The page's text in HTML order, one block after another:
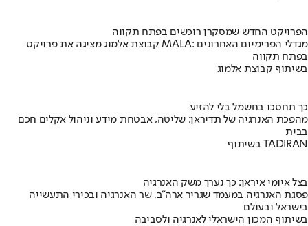
הפרויקט החדש שמסקרן רוכשים בפתח תקווה
קבוצת אלמוג מציגה את פרויקט MALA: מגדלי הפרימיום האחרונים
בפתח תקווה
בשיתוף קבוצת אלמוג
כך תחסכו בחשמל בלי להזיע
מהפכת האנרגיה של תדיראן: שליטה, אבטחת מידע וניהול אקלים חכם
בבית
בשיתוף TADIRAN
בצל איומי איראן: כך נערך משק האנרגיה
פסגת האנרגיה במעמד שגריר ארה"ב, שר האנרגיה ובכירי התעשייה
בישראל ובעולם
בשיתוף המכון הישראלי לאנרגיה ולסביבה